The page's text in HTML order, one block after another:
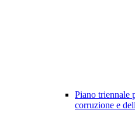
Piano triennale
corruzione e